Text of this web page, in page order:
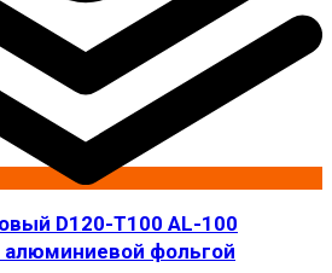
D120-T100 AL-100
фольгой